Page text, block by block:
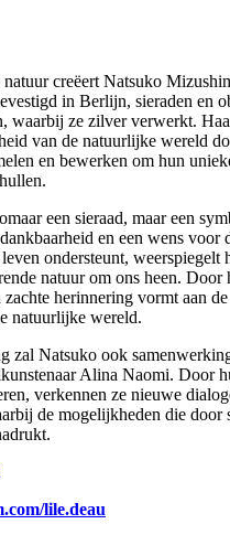
creëert Natsuko
in Berlijn, sieraden en
waarbij ze zilver verwerkt.
van de natuurlijke wereld
en bewerken om hun
een sieraad, maar een
en een wens voor
ondersteunt, weerspiegelt
natuur om ons heen. Door
zachte herinnering vormt aan
natuurlijke wereld.
zal Natsuko ook
Alina Naomi. Door
verkennen ze nieuwe
de mogelijkheden die door
lile.deau